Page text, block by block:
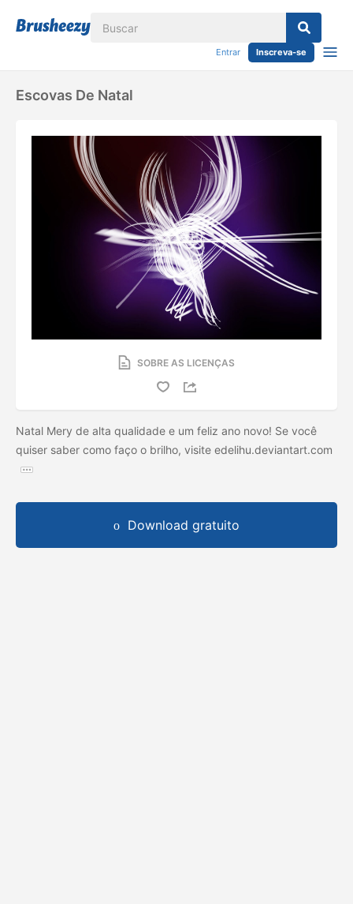
Entrar Inscreva-se
Escovas De Natal
SOBRE AS LICENÇAS
Natal Mery de alta qualidade e um feliz ano novo! Se você
quiser saber como faço o brilho, visite edelihu.deviantart.com
Download gratuito